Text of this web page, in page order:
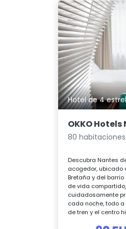
Hotel de 4
OKKO
80 habitaciones
Descubra Nantes
acogedor, ubicado
Bretaña y del
de vida
cuidadosamente
cada noche, todo
de tren y el centro